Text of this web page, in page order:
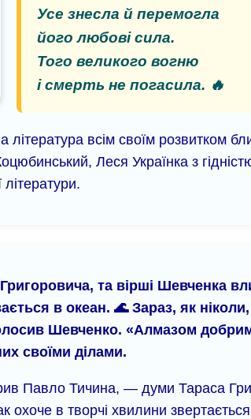
Усе знесла й перемогла
його любові сила.
Того великого вогню
і смерть не погасила. 🔥
література всім своїм розвитком
Леся Українка з
та вірші Шевченка
в океан. 🌊 Зараз, як
Шевченко. «Алмазом
своїми ділами.
Павло Тичина, — думи Тараса
охоче в творчі хвилини